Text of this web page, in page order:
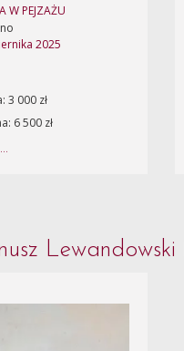
W PEJZAŻU
2025
3 000 zł
6 500 zł
Lewandowski